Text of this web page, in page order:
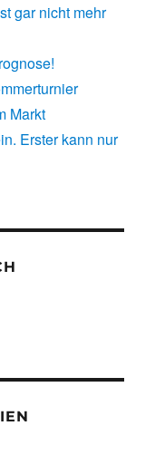
gar nicht mehr
Markt
Erster kann nur